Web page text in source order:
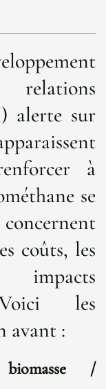
alerte sur
à
se
concernent
coûts, les
Voici les
avant :
/